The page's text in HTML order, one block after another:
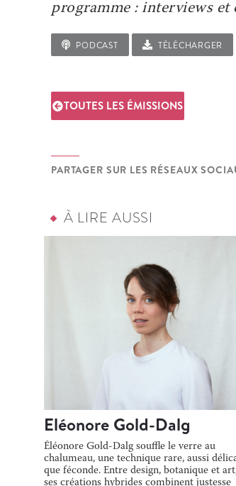
programme : interviews et
PODCAST TÉLÉCHARGER
TOUTES LES ÉMISSIONS
PARTAGER SUR LES RÉSEAUX
À LIRE AUSSI
Eléonore Gold-Dalg
Éléonore Gold-Dalg souffle le verre au
chalumeau, une technique rare, aussi
que féconde. Entre design, botanique et
ses créations hybrides combinent justesse